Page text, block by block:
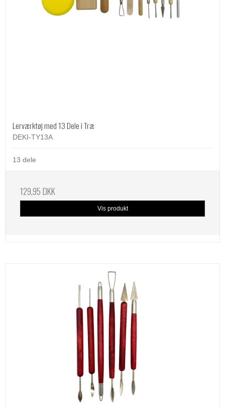
Lerværktøj med 13 Dele i Træ
DEKI-TY13A
13 dele
129,95 DKK
Vis produkt